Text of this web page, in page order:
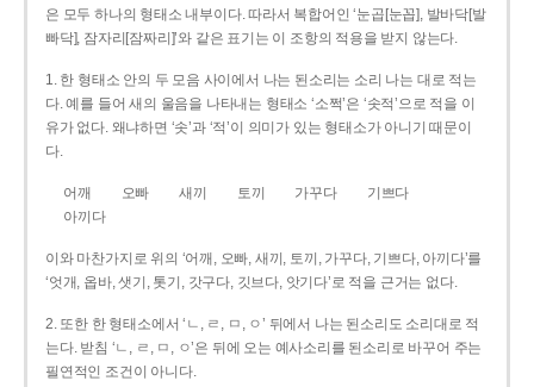
은 모두 하나의 형태소 내부이다. 따라서 복합어인 ‘눈곱[눈꼽], 발바닥[발
빠닥], 잠자리[잠짜리]’와 같은 표기는 이 조항의 적용을 받지 않는다.
1. 한 형태소 안의 두 모음 사이에서 나는 된소리는 소리 나는 대로 적는
다. 예를 들어 새의 울음을 나타내는 형태소 ‘소쩍’은 ‘솟적’으로 적을 이
유가 없다. 왜냐하면 ‘솟’과 ‘적’이 의미가 있는 형태소가 아니기 때문이
다.
어깨 오빠 새끼 토끼 가꾸다
기쁘다
아끼다
이와 마찬가지로 위의 ‘어깨, 오빠, 새끼, 토끼, 가꾸다, 기쁘다, 아끼다’를
‘엇개, 옵바, 샛기, 톳기, 갓구다, 깃브다, 앗기다’로 적을 근거는 없다.
2. 또한 한 형태소에서 ‘ㄴ, ㄹ, ㅁ, ㅇ’ 뒤에서 나는 된소리도 소리대로 적
는다. 받침 ‘ㄴ, ㄹ, ㅁ, ㅇ’은 뒤에 오는 예사소리를 된소리로 바꾸어 주는
필연적인 조건이 아니다.